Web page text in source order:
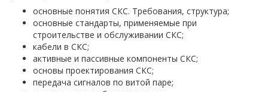
основные понятия СКС. Требования, структура;
основные стандарты, применяемые при
строительстве и обслуживании СКС;
кабели в СКС;
активные и пассивные компоненты СКС;
основы проектирования СКС;
передача сигналов по витой паре;